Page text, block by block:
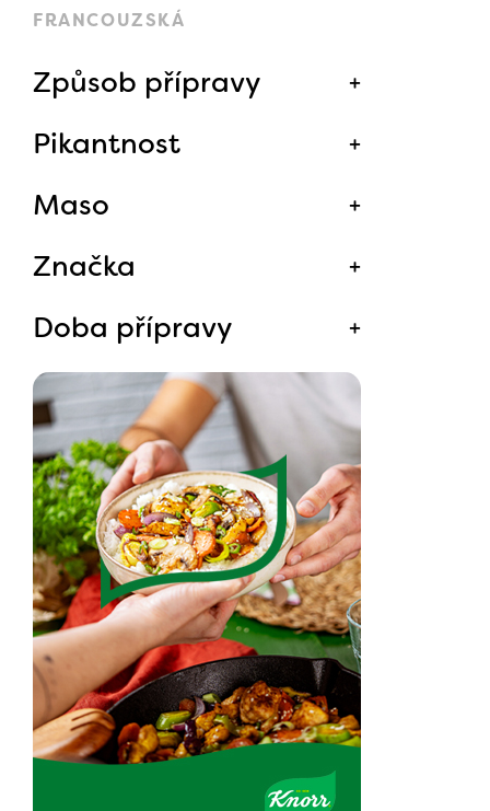
FRANCOUZSKÁ
Způsob přípravy
Pikantnost
Maso
Značka
Doba přípravy